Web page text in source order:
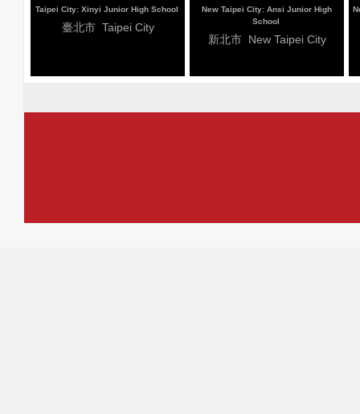
Taipei City: Xinyi Junior High School
臺北市 Taipei City
New Taipei City: Ansi Junior High
School
新北市 New Taipei City